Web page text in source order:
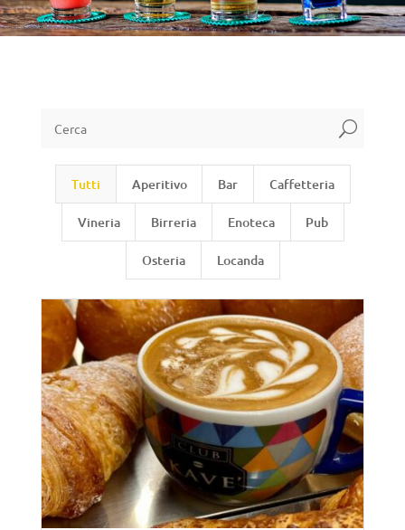
U
Tutti Aperitivo Bar Caffetteria
Vineria Birreria Enoteca Pub
Osteria Locanda